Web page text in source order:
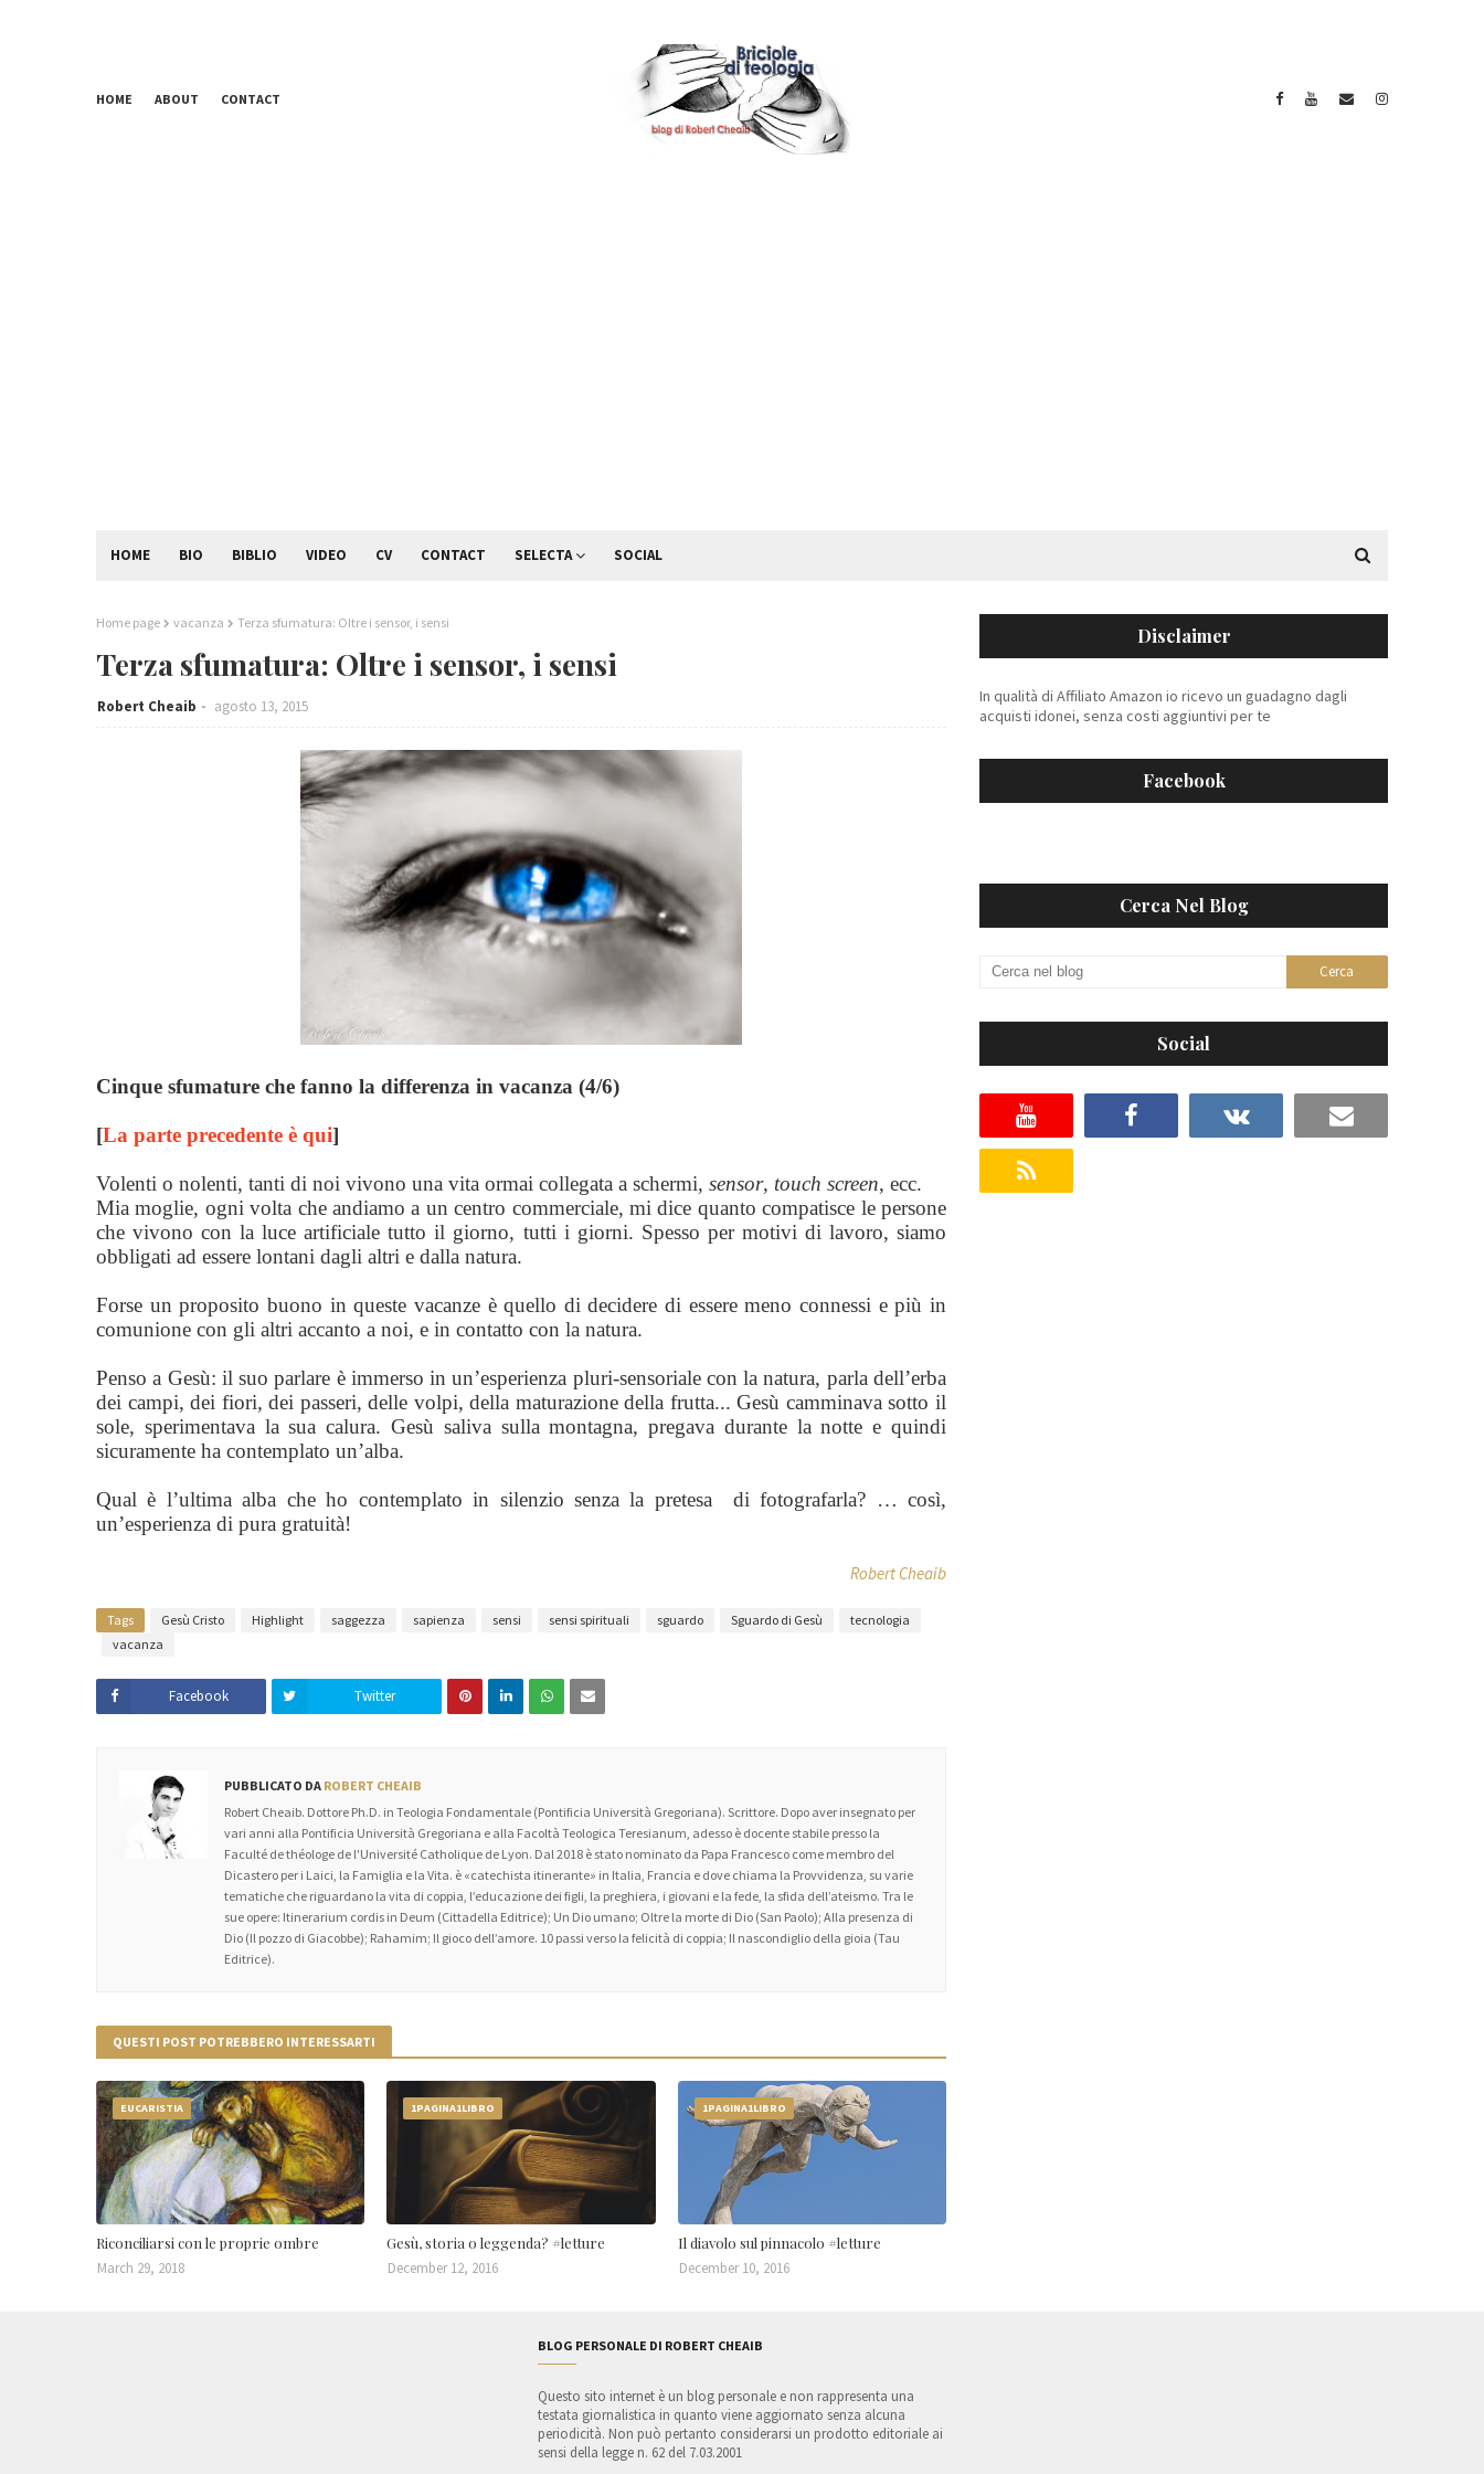
HOME ABOUT CONTACT
HOME BIO BIBLIO VIDEO CV CONTACT SELECTA SOCIAL
Home page vacanza Terza sfumatura: Oltre i sensor, i sensi
Terza sfumatura: Oltre i sensor, i sensi
Robert Cheaib agosto 13, 2015
Cinque sfumature che fanno la differenza in vacanza (4/6)
[La parte precedente è qui]
Volenti o nolenti, tanti di noi vivono una vita ormai collegata a schermi, sensor, touch screen, ecc.
Mia moglie, ogni volta che andiamo a un centro commerciale, mi dice quanto compatisce le persone
che vivono con la luce artificiale tutto il giorno, tutti i giorni. Spesso per motivi di lavoro, siamo
obbligati ad essere lontani dagli altri e dalla natura.
Forse un proposito buono in queste vacanze è quello di decidere di essere meno connessi e più in
comunione con gli altri accanto a noi, e in contatto con la natura.
Penso a Gesù: il suo parlare è immerso in un’esperienza pluri-sensoriale con la natura, parla dell’erba
dei campi, dei fiori, dei passeri, delle volpi, della maturazione della frutta... Gesù camminava sotto il
sole, sperimentava la sua calura. Gesù saliva sulla montagna, pregava durante la notte e quindi
sicuramente ha contemplato un’alba.
Qual è l’ultima alba che ho contemplato in silenzio senza la pretesa di fotografarla? … così,
un’esperienza di pura gratuità!
Robert Cheaib
Tags Gesù Cristo Highlight saggezza sapienza sensi sensi spirituali sguardo Sguardo di Gesù
tecnologia
vacanza
Facebook Twitter
PUBBLICATO DA ROBERT CHEAIB
Robert Cheaib. Dottore Ph.D. in Teologia Fondamentale (Pontificia Università Gregoriana). Scrittore. Dopo aver insegnato per
vari anni alla Pontificia Università Gregoriana e alla Facoltà Teologica Teresianum, adesso è docente stabile presso la
Faculté de théologe de l'Université Catholique de Lyon. Dal 2018 è stato nominato da Papa Francesco come membro del
Dicastero per i Laici, la Famiglia e la Vita. è «catechista itinerante» in Italia, Francia e dove chiama la Provvidenza, su varie
tematiche che riguardano la vita di coppia, l’educazione dei figli, la preghiera, i giovani e la fede, la sfida dell’ateismo. Tra le
sue opere: Itinerarium cordis in Deum (Cittadella Editrice); Un Dio umano; Oltre la morte di Dio (San Paolo); Alla presenza di
Dio (Il pozzo di Giacobbe); Rahamim; Il gioco dell’amore. 10 passi verso la felicità di coppia; Il nascondiglio della gioia (Tau
Editrice).
QUESTI POST POTREBBERO INTERESSARTI
EUCARISTIA
Riconciliarsi con le proprie ombre
March 29, 2018
1PAGINA1LIBRO
Gesù, storia o leggenda? #letture
December 12, 2016
1PAGINA1LIBRO
Il diavolo sul pinnacolo #letture
December 10, 2016
Disclaimer
In qualità di Affiliato Amazon io ricevo un guadagno dagli
acquisti idonei, senza costi aggiuntivi per te
Facebook
Cerca Nel Blog
Social
BLOG PERSONALE DI ROBERT CHEAIB
Questo sito internet è un blog personale e non rappresenta una
testata giornalistica in quanto viene aggiornato senza alcuna
periodicità. Non può pertanto considerarsi un prodotto editoriale ai
sensi della legge n. 62 del 7.03.2001